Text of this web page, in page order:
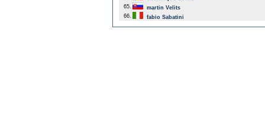
65.
martin Velits
66.
fabio Sabatini